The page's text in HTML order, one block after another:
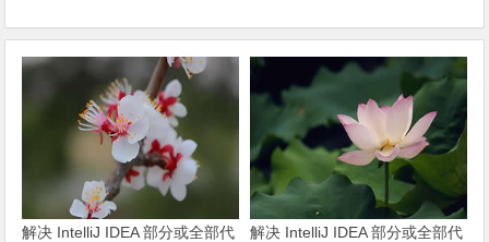
解决 IntelliJ IDEA 部分或全部代
解决 IntelliJ IDEA 部分或全部代